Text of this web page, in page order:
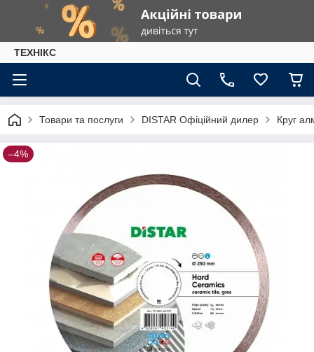
ТЕХНІКС
Товари та послуги DISTAR Офіційний дилер Круг
–4%